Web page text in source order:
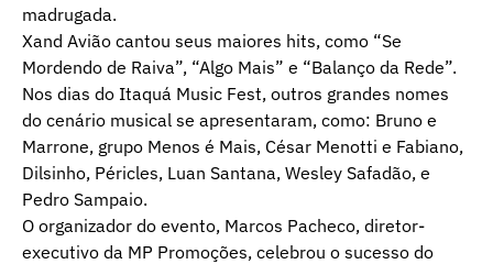
madrugada.
Xand Avião cantou seus maiores hits, como “Se
Mordendo de Raiva”, “Algo Mais” e “Balanço da Rede”.
Nos dias do Itaquá Music Fest, outros grandes nomes
do cenário musical se apresentaram, como: Bruno e
Marrone, grupo Menos é Mais, César Menotti e Fabiano,
Dilsinho, Péricles, Luan Santana, Wesley Safadão, e
Pedro Sampaio.
O organizador do evento, Marcos Pacheco, diretor-
executivo da MP Promoções, celebrou o sucesso do